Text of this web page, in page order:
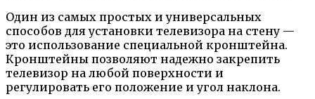
Один из самых простых и универсальных
способов для установки телевизора на стену —
это использование специальной кронштейна.
Кронштейны позволяют надежно закрепить
телевизор на любой поверхности и
регулировать его положение и угол наклона.